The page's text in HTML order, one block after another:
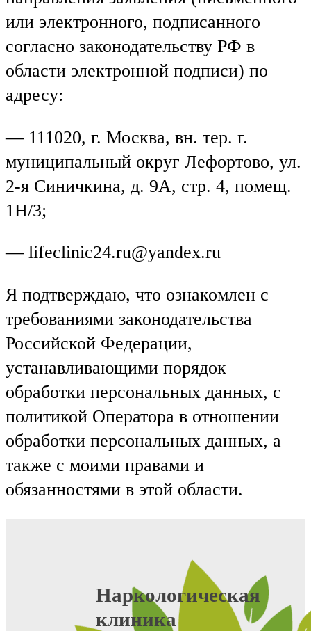
или электронного, подписанного
согласно законодательству РФ в
области электронной подписи) по
адресу:
— 111020, г. Москва, вн. тер. г.
муниципальный округ Лефортово, ул.
2-я Синичкина, д. 9А, стр. 4, помещ.
1Н/3;
— lifeclinic24.ru@yandex.ru
Я подтверждаю, что ознакомлен с
требованиями законодательства
Российской Федерации,
устанавливающими порядок
обработки персональных данных, с
политикой Оператора в отношении
обработки персональных данных, а
также с моими правами и
обязанностями в этой области.
Наркологическая
клиника